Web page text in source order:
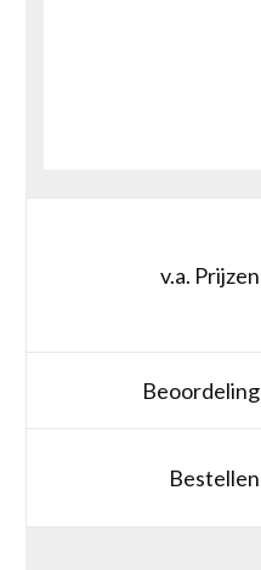
v.a. Prijzen
Beoordeling
Bestellen